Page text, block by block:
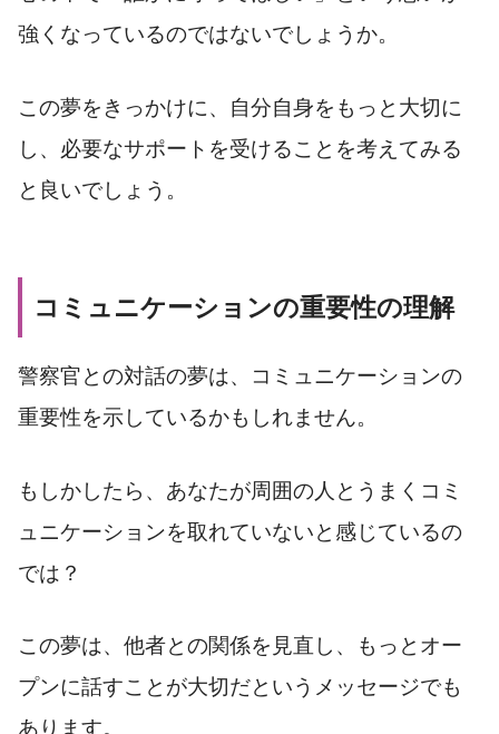
強くなっているのではないでしょうか。
この夢をきっかけに、自分自身をもっと大切に
し、必要なサポートを受けることを考えてみる
と良いでしょう。
コミュニケーションの重要性の理解
警察官との対話の夢は、コミュニケーションの
重要性を示しているかもしれません。
もしかしたら、あなたが周囲の人とうまくコミ
ュニケーションを取れていないと感じているの
では？
この夢は、他者との関係を見直し、もっとオー
プンに話すことが大切だというメッセージでも
あります。